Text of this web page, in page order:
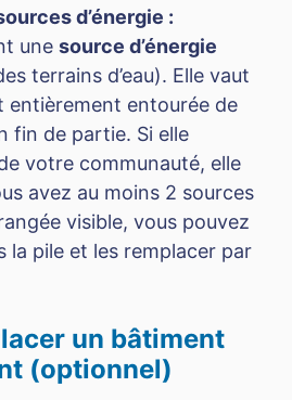
d’énergie :
une source d’énergie
terrains d’eau). Elle vaut
entièrement entourée de
fin de partie. Si elle
votre communauté, elle
avez au moins 2 sources
visible, vous pouvez
la pile et les remplacer par
un bâtiment
(optionnel)